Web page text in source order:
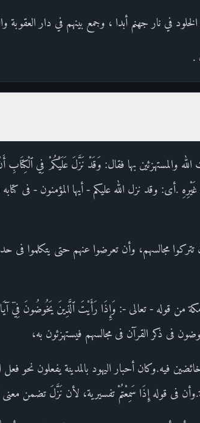
في نار جهنم أبدا ، وجمع بينهم في دار العقوبة
.
والمستهزئين بها فقال: وَقَدْ نَزَّلَ عَلَيْكُمْ فِي ٱلْكِتَابِ
وقد نزل الله عليكم - أيها المؤمنون - فى كتابه
تتركوا مجالسهم، وأن تعرضوا عنهم حتى يتكلموا
مكة من قوله - تعالى -: وَإِذَا رَأَيْتَ ٱلَّذِينَ يَخُوضُونَ فِيۤ
فى ذكر القرآن فى مجالسهم فيستهزئون به،
فيه.وكان أحبار اليهود بالمدينة يفعلون نحو فعل
فى قوله إِذَا سَمِعْتُمْ تفسيرية، لأن نَزَّلَ تضمن